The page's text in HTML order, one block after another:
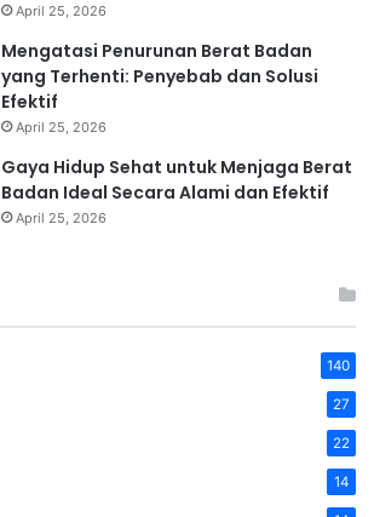
April 25, 2026
Mengatasi Penurunan Berat Badan
yang Terhenti: Penyebab dan Solusi
Efektif
April 25, 2026
Gaya Hidup Sehat untuk Menjaga Berat
Badan Ideal Secara Alami dan Efektif
April 25, 2026
140
27
22
14